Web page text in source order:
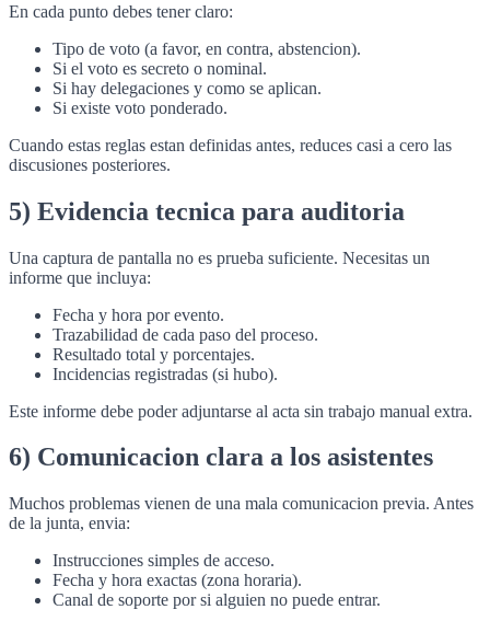
En cada punto debes tener claro:
Tipo de voto (a favor, en contra, abstencion).
Si el voto es secreto o nominal.
Si hay delegaciones y como se aplican.
Si existe voto ponderado.
Cuando estas reglas estan definidas antes, reduces casi a cero las
discusiones posteriores.
5) Evidencia tecnica para auditoria
Una captura de pantalla no es prueba suficiente. Necesitas un
informe que incluya:
Fecha y hora por evento.
Trazabilidad de cada paso del proceso.
Resultado total y porcentajes.
Incidencias registradas (si hubo).
Este informe debe poder adjuntarse al acta sin trabajo manual extra.
6) Comunicacion clara a los asistentes
Muchos problemas vienen de una mala comunicacion previa. Antes
de la junta, envia:
Instrucciones simples de acceso.
Fecha y hora exactas (zona horaria).
Canal de soporte por si alguien no puede entrar.